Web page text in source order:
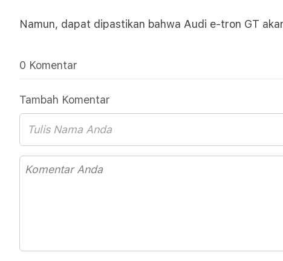
Namun, dapat dipastikan bahwa Audi e-tron GT
0 Komentar
Tambah Komentar